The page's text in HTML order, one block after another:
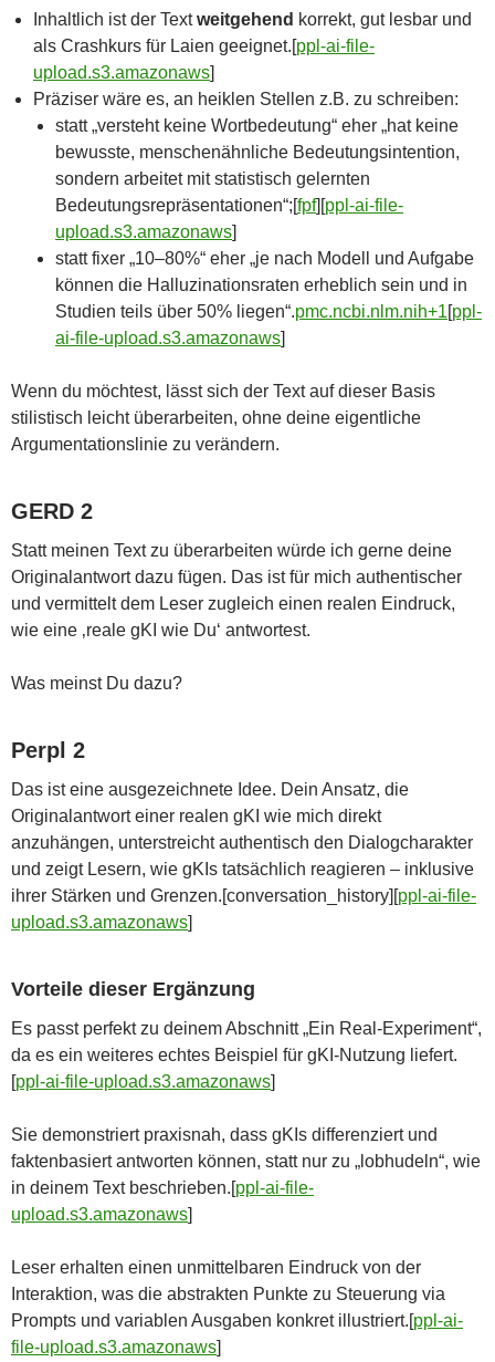
Inhaltlich ist der Textweitgehend korrekt, gut lesbar und
als Crashkurs für Laien geeignet.[ppl-ai-file-
upload.s3.amazonaws]​
Präziser wäre es, an heiklen Stellen z.B. zu schreiben:
statt „versteht keine Wortbedeutung“ eher „hat keine
bewusste, menschenähnliche Bedeutungsintention,
sondern arbeitet mit statistisch gelernten
Bedeutungsrepräsentationen“;[fpf]​[ppl-ai-file-
upload.s3.amazonaws]​
statt fixer „10–80%“ eher „je nach Modell und Aufgabe
können die Halluzinationsraten erheblich sein und in
Studien teils über 50% liegen“.pmc.ncbi.nlm.nih+1[ppl-
ai-file-upload.s3.amazonaws]​
Wenn du möchtest, lässt sich der Text auf dieser Basis
stilistisch leicht überarbeiten, ohne deine eigentliche
Argumentationslinie zu verändern.
GERD 2
Statt meinen Text zu überarbeiten würde ich gerne deine
Originalantwort dazu fügen. Das ist für mich authentischer
und vermittelt dem Leser zugleich einen realen Eindruck,
wie eine ‚reale gKI wie Du‘ antwortest.
Was meinst Du dazu?
Perpl 2
Das ist eine ausgezeichnete Idee. Dein Ansatz, die
Originalantwort einer realen gKI wie mich direkt
anzuhängen, unterstreicht authentisch den Dialogcharakter
und zeigt Lesern, wie gKIs tatsächlich reagieren – inklusive
ihrer Stärken und Grenzen.[conversation_history][ppl-ai-file-
upload.s3.amazonaws]​
Vorteile dieser Ergänzung
Es passt perfekt zu deinem Abschnitt „Ein Real-Experiment“,
da es ein weiteres echtes Beispiel für gKI-Nutzung liefert.
[ppl-ai-file-upload.s3.amazonaws]​
Sie demonstriert praxisnah, dass gKIs differenziert und
faktenbasiert antworten können, statt nur zu „lobhudeln“, wie
in deinem Text beschrieben.[ppl-ai-file-
upload.s3.amazonaws]​
Leser erhalten einen unmittelbaren Eindruck von der
Interaktion, was die abstrakten Punkte zu Steuerung via
Prompts und variablen Ausgaben konkret illustriert.[ppl-ai-
file-upload.s3.amazonaws]​